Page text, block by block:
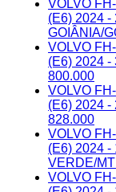
VOLVO
(E6) 2024 -
GOIÂNIA/
VOLVO
(E6) 2024 -
800.000
VOLVO
(E6) 2024 -
828.000
VOLVO
(E6) 2024 -
VERDE/
VOLVO